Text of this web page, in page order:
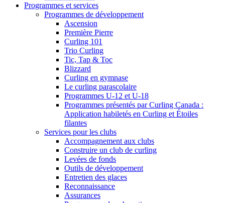
Programmes et services
Programmes de développement
Ascension
Première Pierre
Curling 101
Trio Curling
Tic, Tap & Toc
Blizzard
Curling en gymnase
Le curling parascolaire
Programmes U-12 et U-18
Programmes présentés par Curling Canada :
Application habiletés en Curling et Étoiles
filantes
Services pour les clubs
Accompagnement aux clubs
Construire un club de curling
Levées de fonds
Outils de développement
Entretien des glaces
Reconnaissance
Assurances